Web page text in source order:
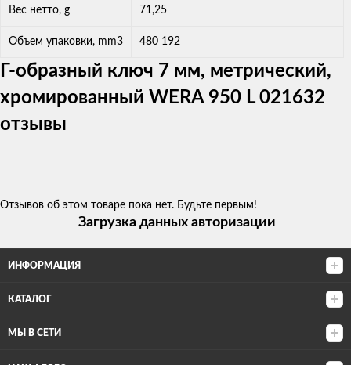
Вес нетто, g 71,25
Объем упаковки, mm3 480 192
Г-образный ключ 7 мм, метрический,
хромированный WERA 950 L 021632
отзывы
Отзывов об этом товаре пока нет. Будьте первым!
Загрузка данных авторизации
ИНФОРМАЦИЯ
КАТАЛОГ
МЫ В СЕТИ